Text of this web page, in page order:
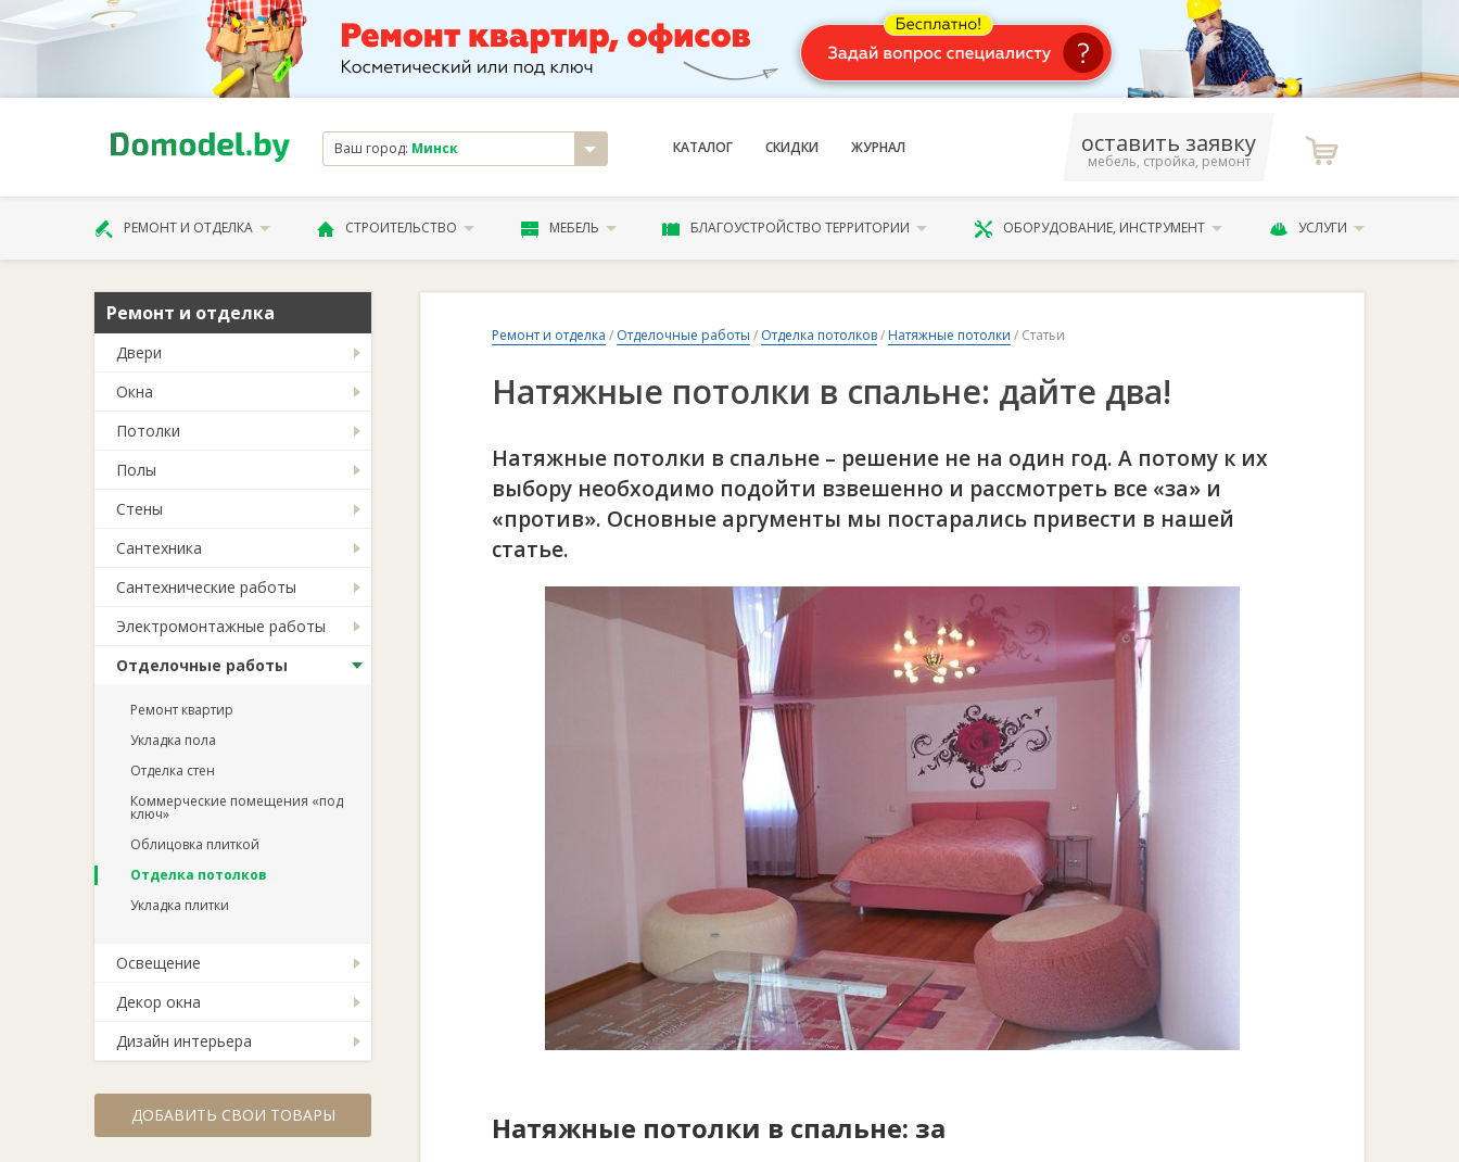
Ваш город: Минск КАТАЛОГ СКИДКИ ЖУРНАЛ оставить заявку
мебель, стройка, ремонт
РЕМОНТ И ОТДЕЛКА СТРОИТЕЛЬСТВО МЕБЕЛЬ БЛАГОУСТРОЙСТВО ТЕРРИТОРИИ ОБОРУДОВАНИЕ, ИНСТРУМЕНТ УСЛУГИ
Ремонт и отделка
Двери
Окна
Потолки
Полы
Стены
Сантехника
Сантехнические работы
Электромонтажные работы
Отделочные работы
Ремонт квартир
Укладка пола
Отделка стен
Коммерческие помещения «под
ключ»
Облицовка плиткой
Отделка потолков
Укладка плитки
Освещение
Декор окна
Дизайн интерьера
ДОБАВИТЬ СВОИ ТОВАРЫ
Ремонт и отделка / Отделочные работы / Отделка потолков/ Натяжные потолки / Статьи
Натяжные потолки в спальне: дайте два!
Натяжные потолки в спальне – решение не на один год. А потому к их
выбору необходимо подойти взвешенно и рассмотреть все «за» и
«против». Основные аргументы мы постарались привести в нашей
статье.
Натяжные потолки в спальне: за